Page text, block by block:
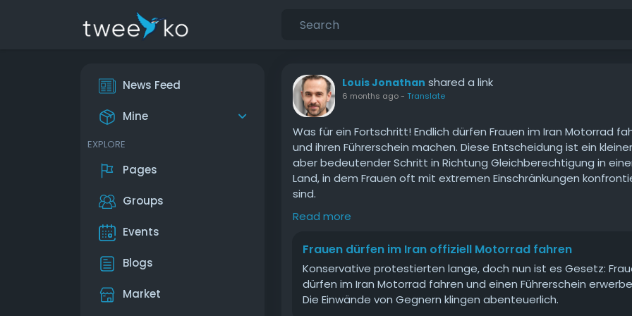
News Feed
Mine
EXPLORE
Pages
Groups
Events
Blogs
Market
Louis Jonathan shared a link
6 months ago- Translate
Was für ein Fortschritt! Endlich dürfen Frauen im Iran Motorrad
und ihren Führerschein machen. Diese Entscheidung ist ein
aber bedeutender Schritt in Richtung Gleichberechtigung in
Land, in dem Frauen oft mit extremen Einschränkungen
sind.
Die konservativen Proteste gegen dieses Gesetz zeugen von der
Struktur in Frage stellen können. Die Argumente der Gegner wirken
mehr als abenteuerlich und reflektieren nicht die Realität, in der
Frauen sich zunehmend emanzipieren wollen. Es ist an der Zeit,
solche patriarchalen Strukturen zu hinterfragen und zu
Read more
Frauen dürfen im Iran offiziell Motorrad fahren
Konservative protestierten lange, doch nun ist es Gesetz:
dürfen im Iran Motorrad fahren und einen Führerschein
Die Einwände von Gegnern klingen abenteuerlich.